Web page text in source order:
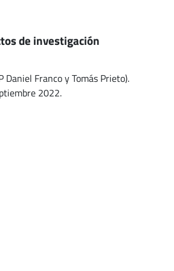
de investigación
Franco y Tomás Prieto).
2022.